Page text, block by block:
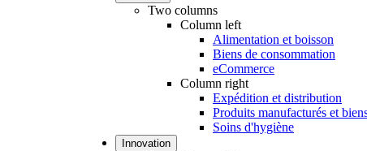
Two columns
Column left
Alimentation et boisson
Biens de consommation
eCommerce
Column right
Expédition et distribution
Produits manufacturés et
Soins d'hygiène
Innovation